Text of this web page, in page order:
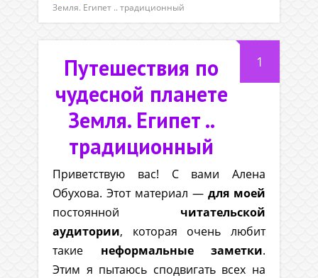
Земля. Египет .. традиционный
1
Путешествия по
чудесной планете
Земля. Египет ..
традиционный
Приветствую вас! С вами Алена
Обухова. Этот материал — для моей
постоянной читательской
аудитории, которая очень любит
такие неформальные заметки.
Этим я пытаюсь сподвигать всех на